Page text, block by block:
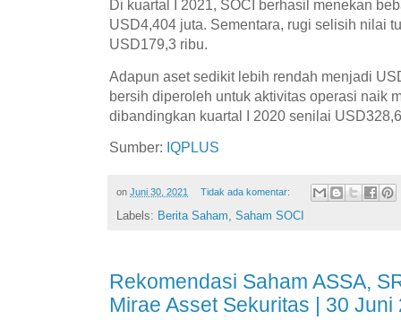
Di kuartal I 2021, SOCI berhasil menekan
USD4,404 juta. Sementara, rugi selisih nilai
USD179,3 ribu.
Adapun aset sedikit lebih rendah menjadi
bersih diperoleh untuk aktivitas operasi naik
dibandingkan kuartal I 2020 senilai
Sumber: IQPLUS
on Juni 30, 2021 Tidak ada komentar:
Labels: Berita Saham, Saham SOCI
Rekomendasi Saham ASSA,
Mirae Asset Sekuritas | 30 Juni